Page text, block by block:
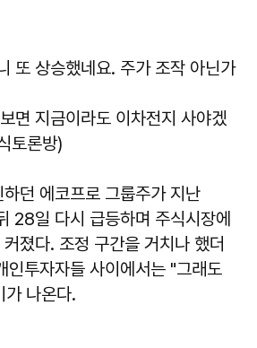
또 상승했네요. 주가 조작 아닌가
면 지금이라도 이차전지 사야겠
토론방)
던 에코프로 그룹주가 지난
28일 다시 급등하며 주식시장에
졌다. 조정 구간을 거치나 했더
인투자자들 사이에서는 "그래도
가 나온다.